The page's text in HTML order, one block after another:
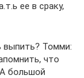
ее в сраку,
выпить? Томми:
что
большой